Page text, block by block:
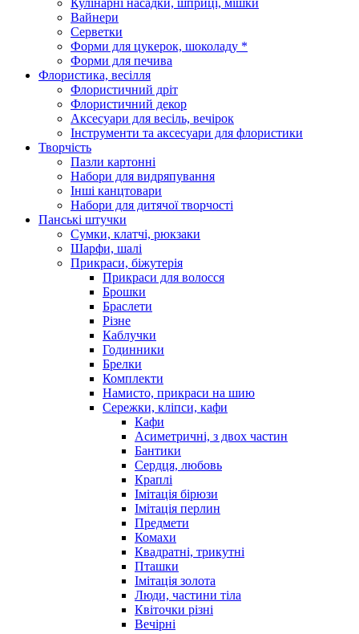
Вайнери
Серветки
Форми для цукерок, шоколаду *
Форми для печива
Флористика, весілля
Флористичний дріт
Флористичний декор
Аксесуари для весіль, вечірок
Інструменти та аксесуари для флористики
Творчість
Пазли картонні
Набори для видряпування
Інші канцтовари
Набори для дитячої творчості
Панські штучки
Сумки, клатчі, рюкзаки
Шарфи, шалі
Прикраси, біжутерія
Прикраси для волосся
Брошки
Браслети
Різне
Каблучки
Годинники
Брелки
Комплекти
Намисто, прикраси на шию
Сережки, кліпси, кафи
Кафи
Асиметричні, з двох частин
Бантики
Сердця, любовь
Краплі
Імітація бірюзи
Імітація перлин
Предмети
Комахи
Квадратні, трикутні
Пташки
Імітація золота
Люди, частини тіла
Квіточки різні
Вечірні